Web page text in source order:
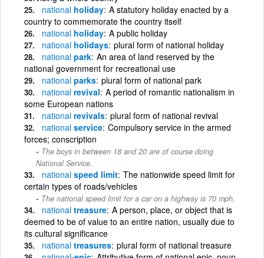
national holiday A statutory holiday enacted by a
country to commemorate the country itself
national holiday A public holiday
national holidays plural form of national holiday
national park An area of land reserved by the
national government for recreational use
national parks plural form of national park
national revival A period of romantic nationalism in
some European nations
national revivals plural form of national revival
national service Compulsory service in the armed
forces; conscription
The boys in between 18 and 20 are of course doing
National Service.
national speed limit The nationwide speed limit for
certain types of roads/vehicles
The national speed limit for a car on a highway is 70 mph.
national treasure A person, place, or object that is
deemed to be of value to an entire nation, usually due to
its cultural significance
national treasures plural form of national treasure